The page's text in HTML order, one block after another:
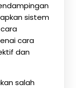
sistem
cara
dan
salah